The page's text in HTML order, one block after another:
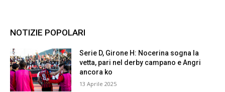
NOTIZIE POPOLARI
Serie D, Girone H: Nocerina sogna la
vetta, pari nel derby campano e Angri
ancora ko
13 Aprile 2025